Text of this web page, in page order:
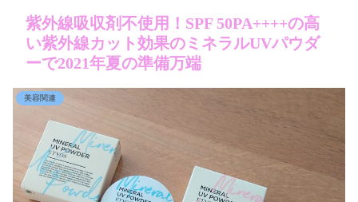
紫外線吸収剤不使用！SPF 50PA++++の高
い紫外線カット効果のミネラルUVパウダ
ーで2021年夏の準備万端
美容関連